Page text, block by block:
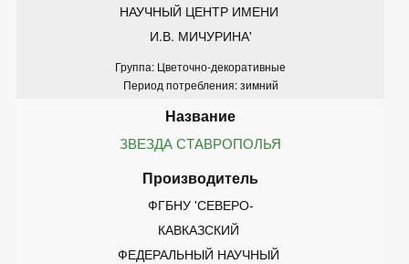
НАУЧНЫЙ ЦЕНТР ИМЕНИ
И.В. МИЧУРИНА'
Группа: Цветочно-декоративные
Период потребления: зимний
ЗВЕЗДА СТАВРОПОЛЬЯ
ФГБНУ 'СЕВЕРО-
КАВКАЗСКИЙ
ФЕДЕРАЛЬНЫЙ НАУЧНЫЙ